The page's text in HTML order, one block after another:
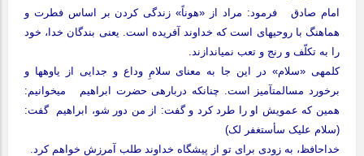
امام صادق فرمود: مراد از «هوناً» زندگی کردن بر اساس فطرت و
هماهنگ با روحیه‏ای است که خداوند آفریده است. یعنی بندگان خدا، خود
را به تکلّف و رنج و تعب نمی‏اندازند.
کلمه‏ی «سلام» در این جا به معنای سلامِ وداع و جدایی از یاوه‏ها و
برخورد مسالمت‏آمیز است. چنانکه درباره‏ی حضرت ابراهیم می‏خوانیم:
همین که عمویش او را طرد کرد و گفت: از من دور شو، ابراهیم گفت:
(سلام علیک سأستغفر لک)
خداحافظ، به زودی برای تو از پیشگاه خداوند طلب آمرزش خواهم کرد.